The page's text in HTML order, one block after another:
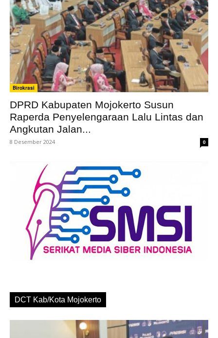
Birokrasi
DPRD Kabupaten Mojokerto Susun
Raperda Penyelengaraan Lalu Lintas dan
Angkutan Jalan...
8 Desember 2024 0
DCT Kab/Kota Mojokerto